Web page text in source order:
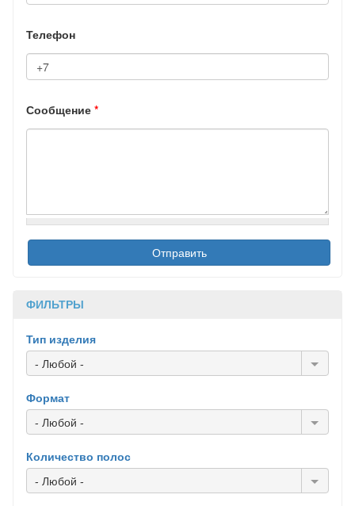
Телефон
Сообщение *
ФИЛЬТРЫ
Тип изделия
- Любой -
Формат
- Любой -
Количество полос
- Любой -